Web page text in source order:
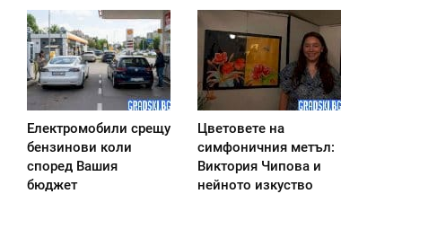
Електромобили срещу
бензинови коли
според Вашия
бюджет
Цветовете на
симфоничния метъл:
Виктория Чипова и
нейното изкуство